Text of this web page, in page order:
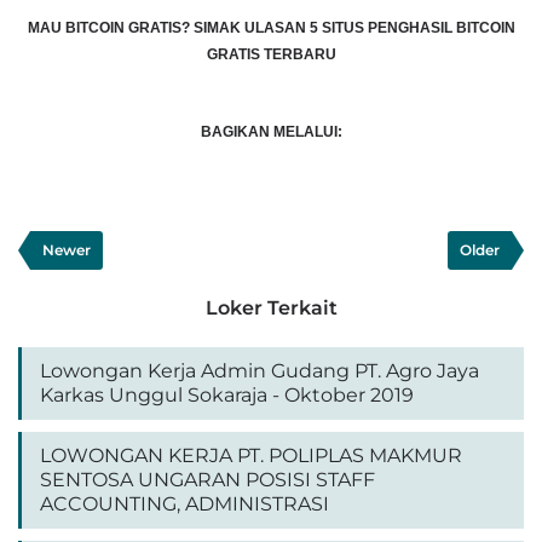
MAU BITCOIN GRATIS? SIMAK ULASAN 5 SITUS PENGHASIL BITCOIN
GRATIS TERBARU
BAGIKAN MELALUI:
Newer Older
Loker Terkait
Lowongan Kerja Admin Gudang PT. Agro Jaya
Karkas Unggul Sokaraja - Oktober 2019
LOWONGAN KERJA PT. POLIPLAS MAKMUR
SENTOSA UNGARAN POSISI STAFF
ACCOUNTING, ADMINISTRASI